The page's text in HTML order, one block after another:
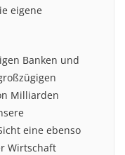
eigene
Banken und
Milliarden
eine ebenso
Wirtschaft